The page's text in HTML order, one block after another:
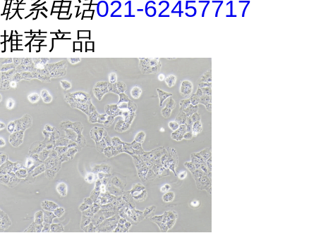
联系电话021-62457717
推荐产品